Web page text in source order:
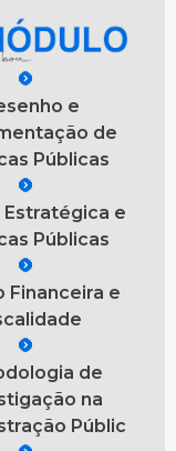
e
de
Públicas
Estratégica e
Públicas
Financeira e
de
na
Públic